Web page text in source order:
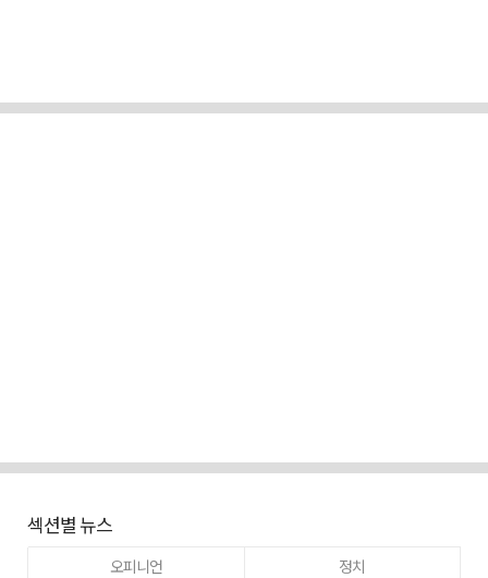
섹션별 뉴스
오피니언
정치